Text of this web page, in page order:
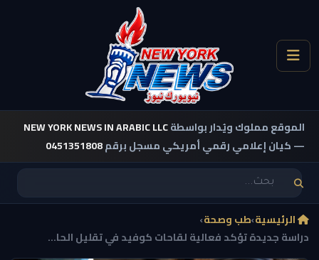
الموقع مملوك ويُدار بواسطةNEW YORK NEWS IN ARABIC LLC
— كيان إعلامي رقمي أمريكي مسجل برقم0451351808
الرئيسية›طب وصحة›
دراسة جديدة تؤكد فعالية لقاحات كوفيد في تقليل الحا...